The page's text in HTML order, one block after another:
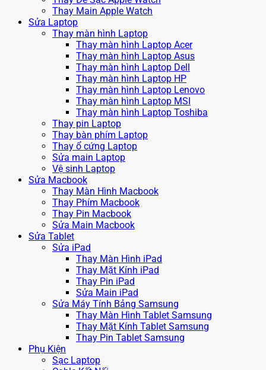
Thay Main Apple Watch
Sửa Laptop
Thay màn hình Laptop
Thay màn hình Laptop Acer
Thay màn hình Laptop Asus
Thay màn hình Laptop Dell
Thay màn hình Laptop HP
Thay màn hình Laptop Lenovo
Thay màn hình Laptop MSI
Thay màn hình Laptop Toshiba
Thay pin Laptop
Thay bàn phím Laptop
Thay ổ cứng Laptop
Sửa main Laptop
Vệ sinh Laptop
Sửa Macbook
Thay Màn Hình Macbook
Thay Phím Macbook
Thay Pin Macbook
Sửa Main Macbook
Sửa Tablet
Sửa iPad
Thay Màn Hình iPad
Thay Mặt Kính iPad
Thay Pin iPad
Sửa Main iPad
Sửa Máy Tính Bảng Samsung
Thay Màn Hình Tablet Samsung
Thay Mặt Kính Tablet Samsung
Thay Pin Tablet Samsung
Phụ Kiện
Sạc Laptop